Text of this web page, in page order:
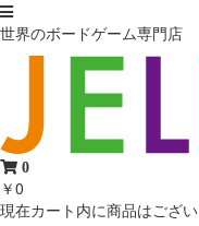
世界のボードゲーム専門店
0
￥0
現在カート内に商品はござい